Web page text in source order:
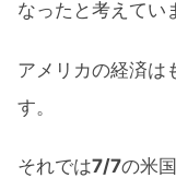
なったと考えてい
アメリカの経済は
す。
それでは7/7の米